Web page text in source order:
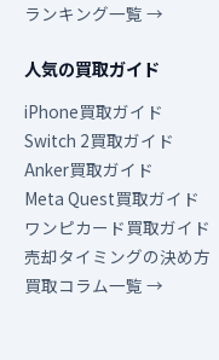
ランキング一覧 →
人気の買取ガイド
iPhone買取ガイド
Switch 2買取ガイド
Anker買取ガイド
Meta Quest買取ガイド
ワンピカード買取ガイド
売却タイミングの決め方
買取コラム一覧 →